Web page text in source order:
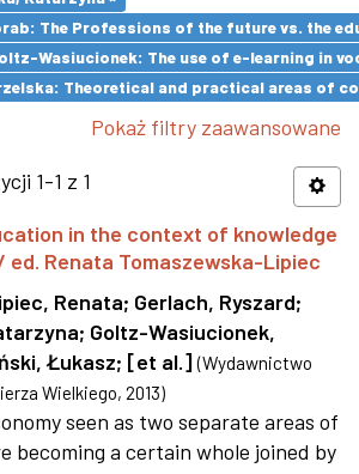
The Professions of the future vs. the
Wasiucionek: The use of e-learning in
Theoretical and practical areas of
Pokaż filtry zaawansowane
1-1 z 1
in the context of knowledge
ed. Renata Tomaszewska-Lipiec
Renata; Gerlach, Ryszard;
; Goltz-Wasiucionek,
Łukasz; [et al.] (Wydawnictwo
Wielkiego, 2013)
seen as two separate areas of
becoming a certain whole joined by